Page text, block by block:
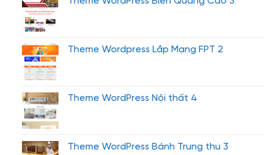
Theme Wordpress Lắp Mạng FPT 2
Theme WordPress Nội thất 4
Theme WordPress Bánh Trung thu 3